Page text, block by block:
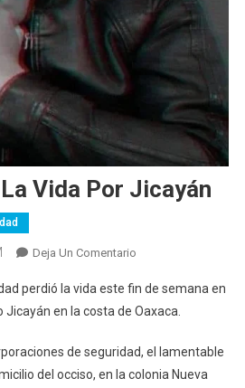
Vida Por Jicayán
Deja Un ComentarioEn
Pierde
La
Por
Jicayán
perdió la vida este fin de semana en
Jicayán en la costa de Oaxaca.
de seguridad, el lamentable
del occiso, en la colonia Nueva